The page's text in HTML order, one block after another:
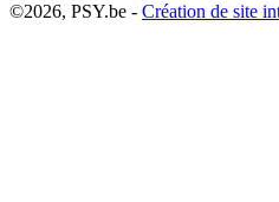
©2026, PSY.be - Création de site